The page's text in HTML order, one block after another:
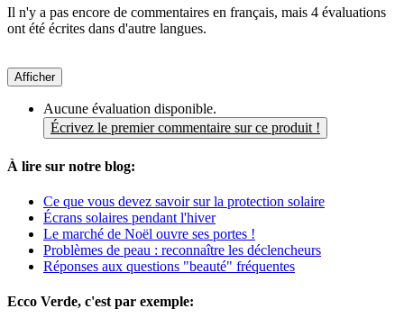
Il n'y a pas encore de commentaires en français, mais 4 évaluations
ont été écrites dans d'autre langues.
Afficher
Aucune évaluation disponible.
Écrivez le premier commentaire sur ce produit !
À lire sur notre blog:
Ce que vous devez savoir sur la protection solaire
Écrans solaires pendant l'hiver
Le marché de Noël ouvre ses portes !
Problèmes de peau : reconnaître les déclencheurs
Réponses aux questions "beauté" fréquentes
Ecco Verde, c'est par exemple: